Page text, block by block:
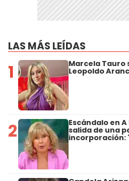
LAS MÁS LEÍDAS
1 Marcela Tauro
Leopoldo
2 Escándalo en
salida de una
incorporación: